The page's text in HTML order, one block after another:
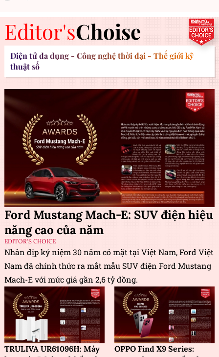
Editor'sChoise
Điện tử đa dụng - Công nghệ thời đại - Thế giới kỹ
thuật số
Ford Mustang Mach-E: SUV điện hiệu
năng cao của năm
EDITOR'S CHOICE
Nhân dịp kỷ niệm 30 năm có mặt tại Việt Nam, Ford Việt
Nam đã chính thức ra mắt mẫu SUV điện Ford Mustang
Mach-E với mức giá gần 2,6 tỷ đồng.
TRULIVA UR61096H: Máy
OPPO Find X9 Series: